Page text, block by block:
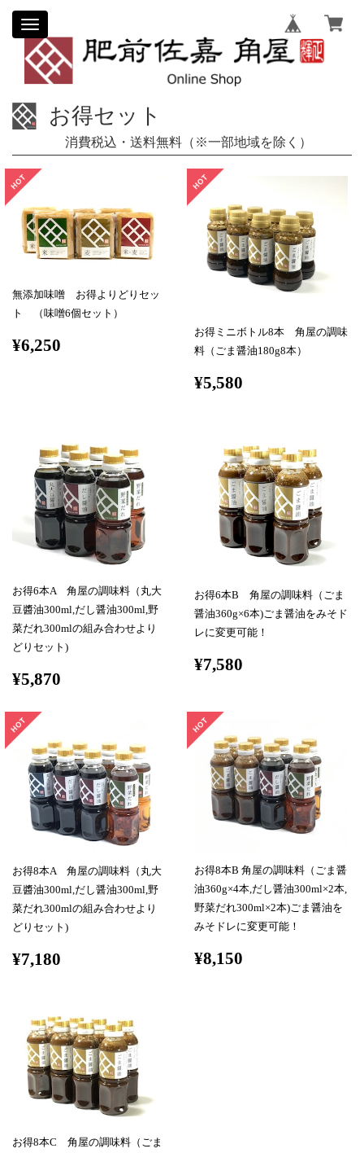
Toggle
navigation
お得セット
消費税込・送料無料（※一部地域を除く）
無添加味噌 お得よりどりセッ
ト （味噌6個セット）
¥6,250
お得ミニボトル8本 角屋の調味
料（ごま醤油180g8本）
¥5,580
お得6本A 角屋の調味料（丸大
豆醬油300ml,だし醤油300ml,野
菜だれ300mlの組み合わせより
どりセット)
¥5,870
お得6本B 角屋の調味料（ごま
醤油360g×6本)ごま醤油をみそド
レに変更可能！
¥7,580
お得8本A 角屋の調味料（丸大
豆醬油300ml,だし醤油300ml,野
菜だれ300mlの組み合わせより
どりセット)
¥7,180
お得8本B 角屋の調味料（ごま醤
油360g×4本,だし醤油300ml×2本,
野菜だれ300ml×2本)ごま醤油を
みそドレに変更可能！
¥8,150
お得8本C 角屋の調味料（ごま